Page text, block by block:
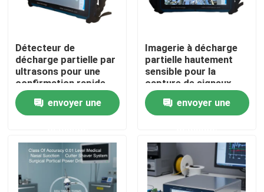
À la maison
Produits
Vidéos
Détecteur de
décharge partielle par
ultrasons pour une
confirmation rapide
des résultats du
champ envoyer une
Imagerie à décharge
partielle hautement
sensible pour la
capture de signaux
faibles
envoyer une